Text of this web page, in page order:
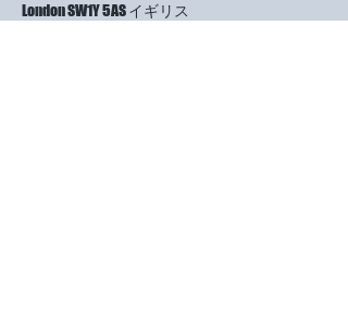
London SW1Y 5AS イギリス